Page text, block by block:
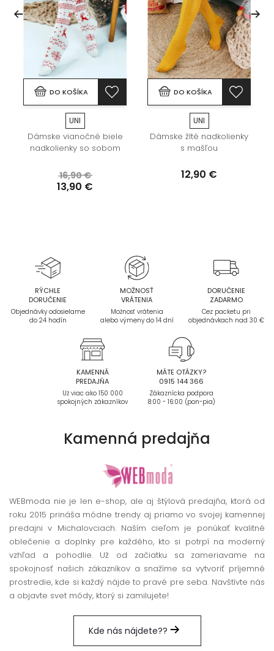
DO KOŠÍKA
UNI
Dámske vianočné biele
nadkolienky so sobom
16,90 €
13,90 €
DO KOŠÍKA
UNI
Dámske žlté nadkolienky
s mašľou
12,90 €
RÝCHLE
DORUČENIE
Objednávky odosielame
do 24 hodín
MOŽNOSŤ
VRÁTENIA
Možnosť vrátenia
alebo výmeny do 14 dní
DORUČENIE
ZADARMO
Cez packetu pri
objednávkach nad 30 €
KAMENNÁ
PREDAJŇA
Už viac ako 150 000
spokojných zákazníkov
MÁTE OTÁZKY?
0915 144 366
Zákaznícka podpora
8:00 - 16:00 (pon-pia)
Kamenná predajňa
WEBmoda nie je len e-shop, ale aj štýlová predajňa, ktorá od
roku 2015 prináša módne trendy aj priamo vo svojej kamennej
predajni v Michalovciach. Naším cieľom je ponúkať kvalitné
oblečenie a doplnky pre každého, kto si potrpí na moderný
vzhľad a pohodlie. Už od začiatku sa zameriavame na
spokojnosť našich zákazníkov a snažíme sa vytvoriť príjemné
prostredie, kde si každý nájde to pravé pre seba. Navštívte nás
a objavte svet módy, ktorý si zamilujete!
Kde nás nájdete??